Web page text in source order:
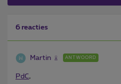
6 reacties
Martin ANTWOORD
PdC,